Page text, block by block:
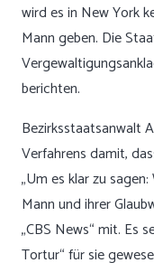
wird es in New York
Mann geben. Die
berichten.
Bezirksstaatsanwalt
Verfahrens damit,
„Um es klar zu
Mann und ihrer
„CBS News“ mit. Es
Tortur“ für sie